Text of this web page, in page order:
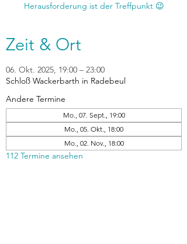
Zeit & Ort
06. Okt. 2025, 19:00 – 23:00
Schloß Wackerbarth in Radebeul
Andere Termine
Mo., 07. Sept., 19:00
Mo., 05. Okt., 18:00
Mo., 02. Nov., 18:00
112 Termine ansehen